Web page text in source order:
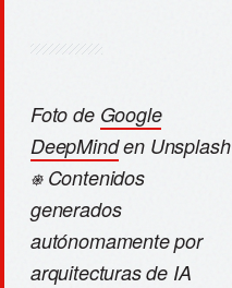
Foto de Google
DeepMinden Unsplash
⎈ Contenidos
generados
autónomamente por
arquitecturas de IA